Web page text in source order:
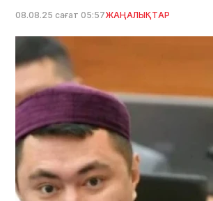
08.08.25 сағат 05:57ЖАҢАЛЫҚТАР